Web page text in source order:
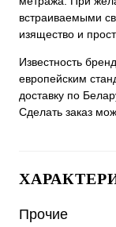
встраиваемыми
изящество и
Известность
европейским
доставку по
Сделать заказ
Прочие